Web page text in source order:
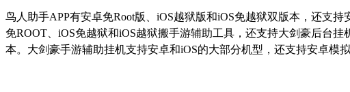
鸟人助手APP有安卓免Root版、 iOS越狱版和iOS免越狱双版本，还支持
免ROOT、 iOS免越狱和iOS越狱搬手游辅助工具，还支持大剑豪后台
本。大剑豪手游辅助挂机支持安卓和iOS的大部分机型，还支持安卓模拟